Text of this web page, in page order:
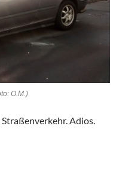
O.M.)
Adios.